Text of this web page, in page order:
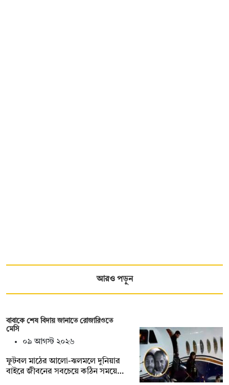
আরও পড়ুন
বাবাকে শেষ বিদায় জানাতে রোজারিওতে
মেসি
০৯ আগস্ট ২০২৬
ফুটবল মাঠের আলো-ঝলমলে দুনিয়ার
বাইরে জীবনের সবচেয়ে কঠিন সময়ে…